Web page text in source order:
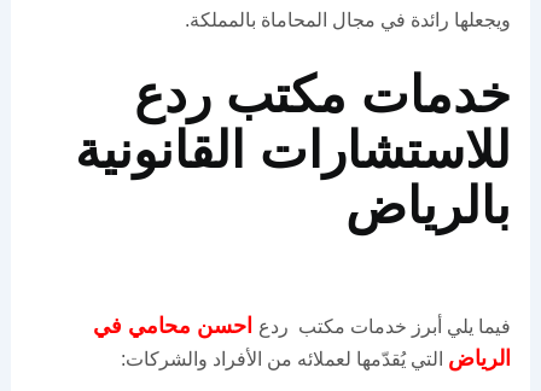
ويجعلها رائدة في مجال المحاماة بالمملكة.
خدمات مكتب ردع
للاستشارات القانونية
بالرياض
فيما يلي أبرز خدمات مكتب ردع
احسن محامي في
الرياض التي يُقدّمها لعملائه من الأفراد والشركات: